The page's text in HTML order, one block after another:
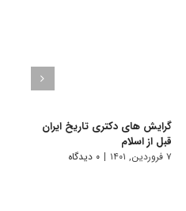
گرایش های دکتری ﺗﺎرﻳﺦ اﻳﺮان
ﻗﺒﻞ از اﺳﻼم
۷ فروردین, ۱۴۰۱ | ۰ دیدگاه